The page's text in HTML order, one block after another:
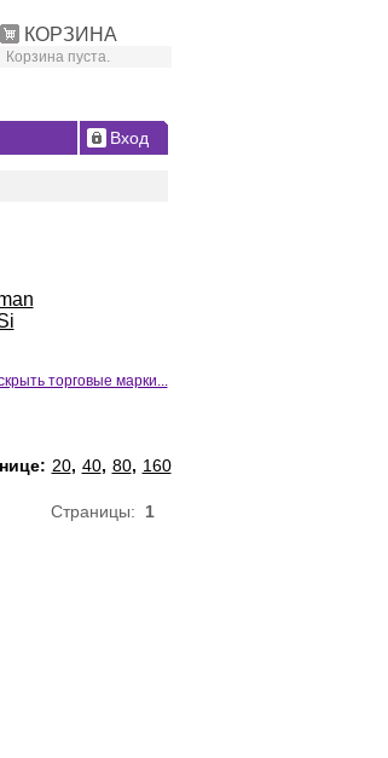
КОРЗИНА
Корзина пуста.
Вход
торговые марки...
20, 40, 80, 160
Страницы: 1